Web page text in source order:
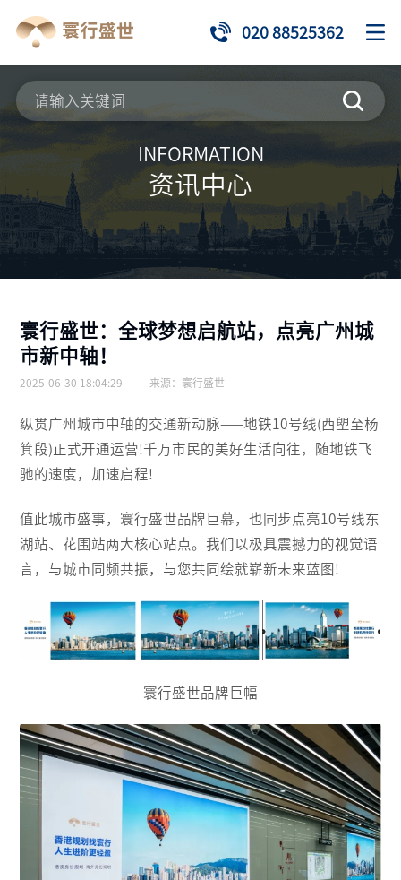
020 88525362
INFORMATION
资讯中心
寰行盛世：全球梦想启航站，点亮广州城
市新中轴！
2025-06-30 18:04:29 来源： 寰行盛世
纵贯广州城市中轴的交通新动脉——地铁10号线(西塱至杨
箕段)正式开通运营!千万市民的美好生活向往，随地铁飞
驰的速度，加速启程!
值此城市盛事，寰行盛世品牌巨幕，也同步点亮10号线东
湖站、花围站两大核心站点。我们以极具震撼力的视觉语
言，与城市同频共振，与您共同绘就崭新未来蓝图!
寰行盛世品牌巨幅